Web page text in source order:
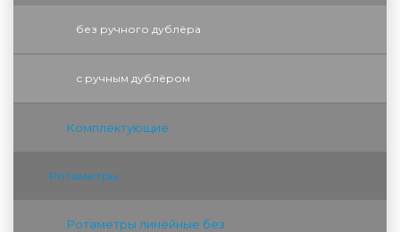
без ручного дублёра
с ручным дублёром
Комплектующие
Ротаметры
Ротаметры линейные без